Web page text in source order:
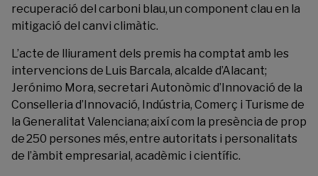
recuperació del carboni blau, un component clau en la
mitigació del canvi climàtic.
L’acte de lliurament dels premis ha comptat amb les
intervencions de Luis Barcala, alcalde d’Alacant;
Jerónimo Mora, secretari Autonòmic d’Innovació de la
Conselleria d’Innovació, Indústria, Comerç i Turisme de
la Generalitat Valenciana; així com la presència de prop
de 250 persones més, entre autoritats i personalitats
de l’àmbit empresarial, acadèmic i científic.